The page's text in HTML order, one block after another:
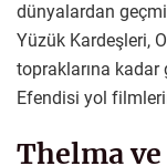
dünyalardan
Yüzük Kardeşleri,
topraklarına
Efendisi yol
Thelma